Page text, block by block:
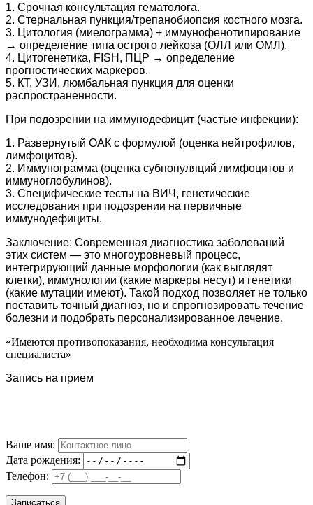
1. Срочная консультация гематолога.
2. Стернальная пункция/трепанобиопсия костного мозга.
3. Цитология (миелограмма) + иммунофенотипирование
→ определение типа острого лейкоза (ОЛЛ или ОМЛ).
4. Цитогенетика, FISH, ПЦР → определение
прогностических маркеров.
5. КТ, УЗИ, люмбальная пункция для оценки
распространенности.
При подозрении на иммунодефицит (частые инфекции):
1. Развернутый ОАК с формулой (оценка нейтрофилов,
лимфоцитов).
2. Иммунограмма (оценка субпопуляций лимфоцитов и
иммуноглобулинов).
3. Специфические тесты на ВИЧ, генетические
исследования при подозрении на первичные
иммунодефициты.
Заключение: Современная диагностика заболеваний
этих систем — это многоуровневый процесс,
интегрирующий данные морфологии (как выглядят
клетки), иммунологии (какие маркеры несут) и генетики
(какие мутации имеют). Такой подход позволяет не только
поставить точный диагноз, но и спрогнозировать течение
болезни и подобрать персонализированное лечение.
«Имеются противопоказания, необходима консультация
специалиста»
Запись на прием
Ваше имя:
Дата рождения:
Телефон: